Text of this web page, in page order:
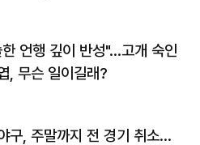
언행 깊이 반성"…고개 숙인
, 무슨 일이길래?
구, 주말까지 전 경기 취소…